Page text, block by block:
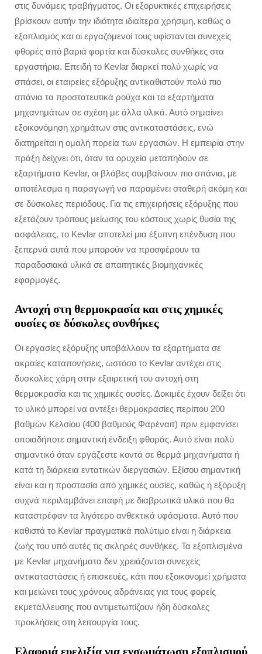
στις δυνάμεις τραβήγματος. Οι εξορυκτικές επιχειρήσεις
βρίσκουν αυτήν την ιδιότητα ιδιαίτερα χρήσιμη, καθώς ο
εξοπλισμός και οι εργαζόμενοί τους υφίστανται συνεχείς
φθορές από βαριά φορτία και δύσκολες συνθήκες στα
εργαστήρια. Επειδή το Kevlar διαρκεί πολύ χωρίς να
σπάσει, οι εταιρείες εξόρυξης αντικαθιστούν πολύ πιο
σπάνια τα προστατευτικά ρούχα και τα εξαρτήματα
μηχανημάτων σε σχέση με άλλα υλικά. Αυτό σημαίνει
εξοικονόμηση χρημάτων στις αντικαταστάσεις, ενώ
διατηρείται η ομαλή πορεία των εργασιών. Η εμπειρία στην
πράξη δείχνει ότι, όταν τα ορυχεία μεταπηδούν σε
εξαρτήματα Kevlar, οι βλάβες συμβαίνουν πιο σπάνια, με
αποτέλεσμα η παραγωγή να παραμένει σταθερή ακόμη και
σε δύσκολες περιόδους. Για τις επιχειρήσεις εξόρυξης που
εξετάζουν τρόπους μείωσης του κόστους χωρίς θυσία της
ασφάλειας, το Kevlar αποτελεί μια έξυπνη επένδυση που
ξεπερνά αυτά που μπορούν να προσφέρουν τα
παραδοσιακά υλικά σε απαιτητικές βιομηχανικές
εφαρμογές.
Αντοχή στη θερμοκρασία και στις χημικές
ουσίες σε δύσκολες συνθήκες
Οι εργασίες εξόρυξης υποβάλλουν τα εξαρτήματα σε
ακραίες καταπονήσεις, ωστόσο το Kevlar αντέχει στις
δυσκολίες χάρη στην εξαιρετική του αντοχή στη
θερμοκρασία και τις χημικές ουσίες. Δοκιμές έχουν δείξει ότι
το υλικό μπορεί να αντέξει θερμοκρασίες περίπου 200
βαθμών Κελσίου (400 βαθμούς Φαρέναιτ) πριν εμφανίσει
οποιαδήποτε σημαντική ένδειξη φθοράς. Αυτό είναι πολύ
σημαντικό όταν εργάζεστε κοντά σε θερμά μηχανήματα ή
κατά τη διάρκεια εντατικών διεργασιών. Εξίσου σημαντική
είναι και η προστασία από χημικές ουσίες, καθώς η εξόρυξη
συχνά περιλαμβάνει επαφή με διαβρωτικά υλικά που θα
καταστρέφαν τα λιγότερο ανθεκτικά υφάσματα. Αυτό που
καθιστά το Kevlar πραγματικά πολύτιμο είναι η διάρκεια
ζωής του υπό αυτές τις σκληρές συνθήκες. Τα εξοπλισμένα
με Kevlar μηχανήματα δεν χρειάζονται συνεχείς
αντικαταστάσεις ή επισκευές, κάτι που εξοικονομεί χρήματα
και μειώνει τους χρόνους αδράνειας για τους φορείς
εκμετάλλευσης που αντιμετωπίζουν ήδη δύσκολες
προκλήσεις στη λειτουργία τους.
Ελαφριά ευελιξία για ενσωμάτωση εξοπλισμού